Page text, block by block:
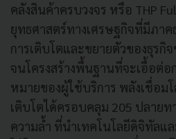
คลังสินค้าครบวงจร หรือ THP
ยุทธศาสตร์ทางเศรษฐกิจที่มีภา
การเติบโตและขยายตัวของธุรกิ
จนโครงสร้างพื้นฐานที่จะเอื้อต่อ
หมายของผู้ใช้บริการ พลังเชื่อม
เติบโตได้ครอบคลุม 205 ปลายท
ความล้ำ ที่นำเทคโนโลยีดิจิทัลแ